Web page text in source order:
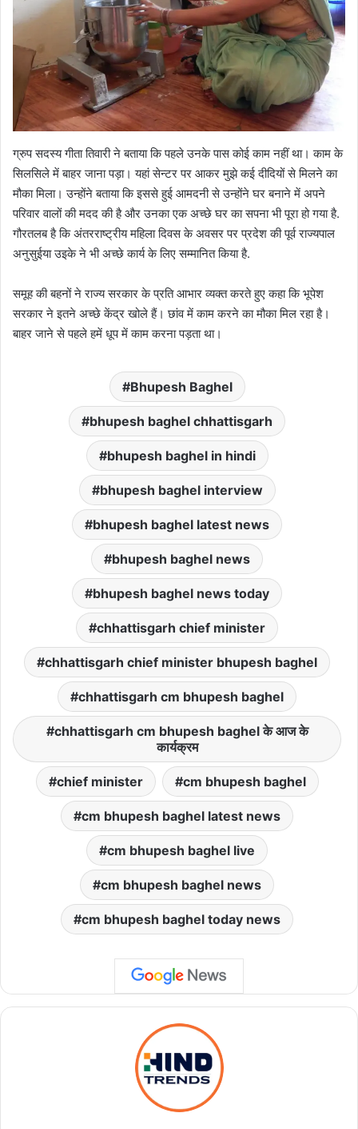
ग्रुप सदस्य गीता तिवारी ने बताया कि पहले उनके पास कोई काम नहीं था। काम के
सिलसिले में बाहर जाना पड़ा। यहां सेन्टर पर आकर मुझे कई दीदियों से मिलने का
मौका मिला। उन्होंने बताया कि इससे हुई आमदनी से उन्होंने घर बनाने में अपने
परिवार वालों की मदद की है और उनका एक अच्छे घर का सपना भी पूरा हो गया है.
गौरतलब है कि अंतरराष्ट्रीय महिला दिवस के अवसर पर प्रदेश की पूर्व राज्यपाल
अनुसुईया उइके ने भी अच्छे कार्य के लिए सम्मानित किया है.
समूह की बहनों ने राज्य सरकार के प्रति आभार व्यक्त करते हुए कहा कि भूपेश
सरकार ने इतने अच्छे केंद्र खोले हैं। छांव में काम करने का मौका मिल रहा है।
बाहर जाने से पहले हमें धूप में काम करना पड़ता था।
Bhupesh Baghel
bhupesh baghel chhattisgarh
bhupesh baghel in hindi
bhupesh baghel interview
bhupesh baghel latest news
bhupesh baghel news
bhupesh baghel news today
chhattisgarh chief minister
chhattisgarh chief minister bhupesh baghel
chhattisgarh cm bhupesh baghel
chhattisgarh cm bhupesh baghel के आज के
कार्यक्रम
chief minister cm bhupesh baghel
cm bhupesh baghel latest news
cm bhupesh baghel live
cm bhupesh baghel news
cm bhupesh baghel today news